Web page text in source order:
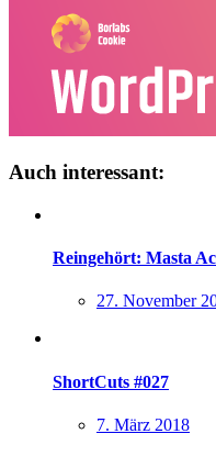
Auch interessant:
Reingehört: Masta
27. November
ShortCuts #027
7. März 2018